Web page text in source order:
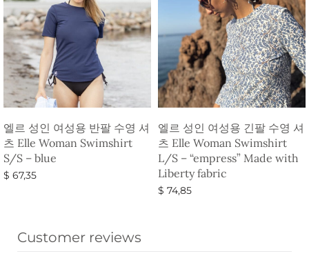
엘르 성인 여성용 반팔 수영 셔
츠 Elle Woman Swimshirt
S/S – blue
$ 67,35
엘르 성인 여성용 긴팔 수영 셔
츠 Elle Woman Swimshirt
L/S – “empress” Made with
Liberty fabric
$ 74,85
Customer reviews